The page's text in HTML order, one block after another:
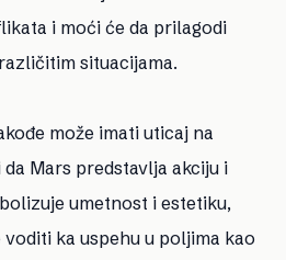
i moći će da prilagodi
situacijama.
može imati uticaj na
Mars predstavlja akciju i
umetnost i estetiku,
ka uspehu u poljima kao